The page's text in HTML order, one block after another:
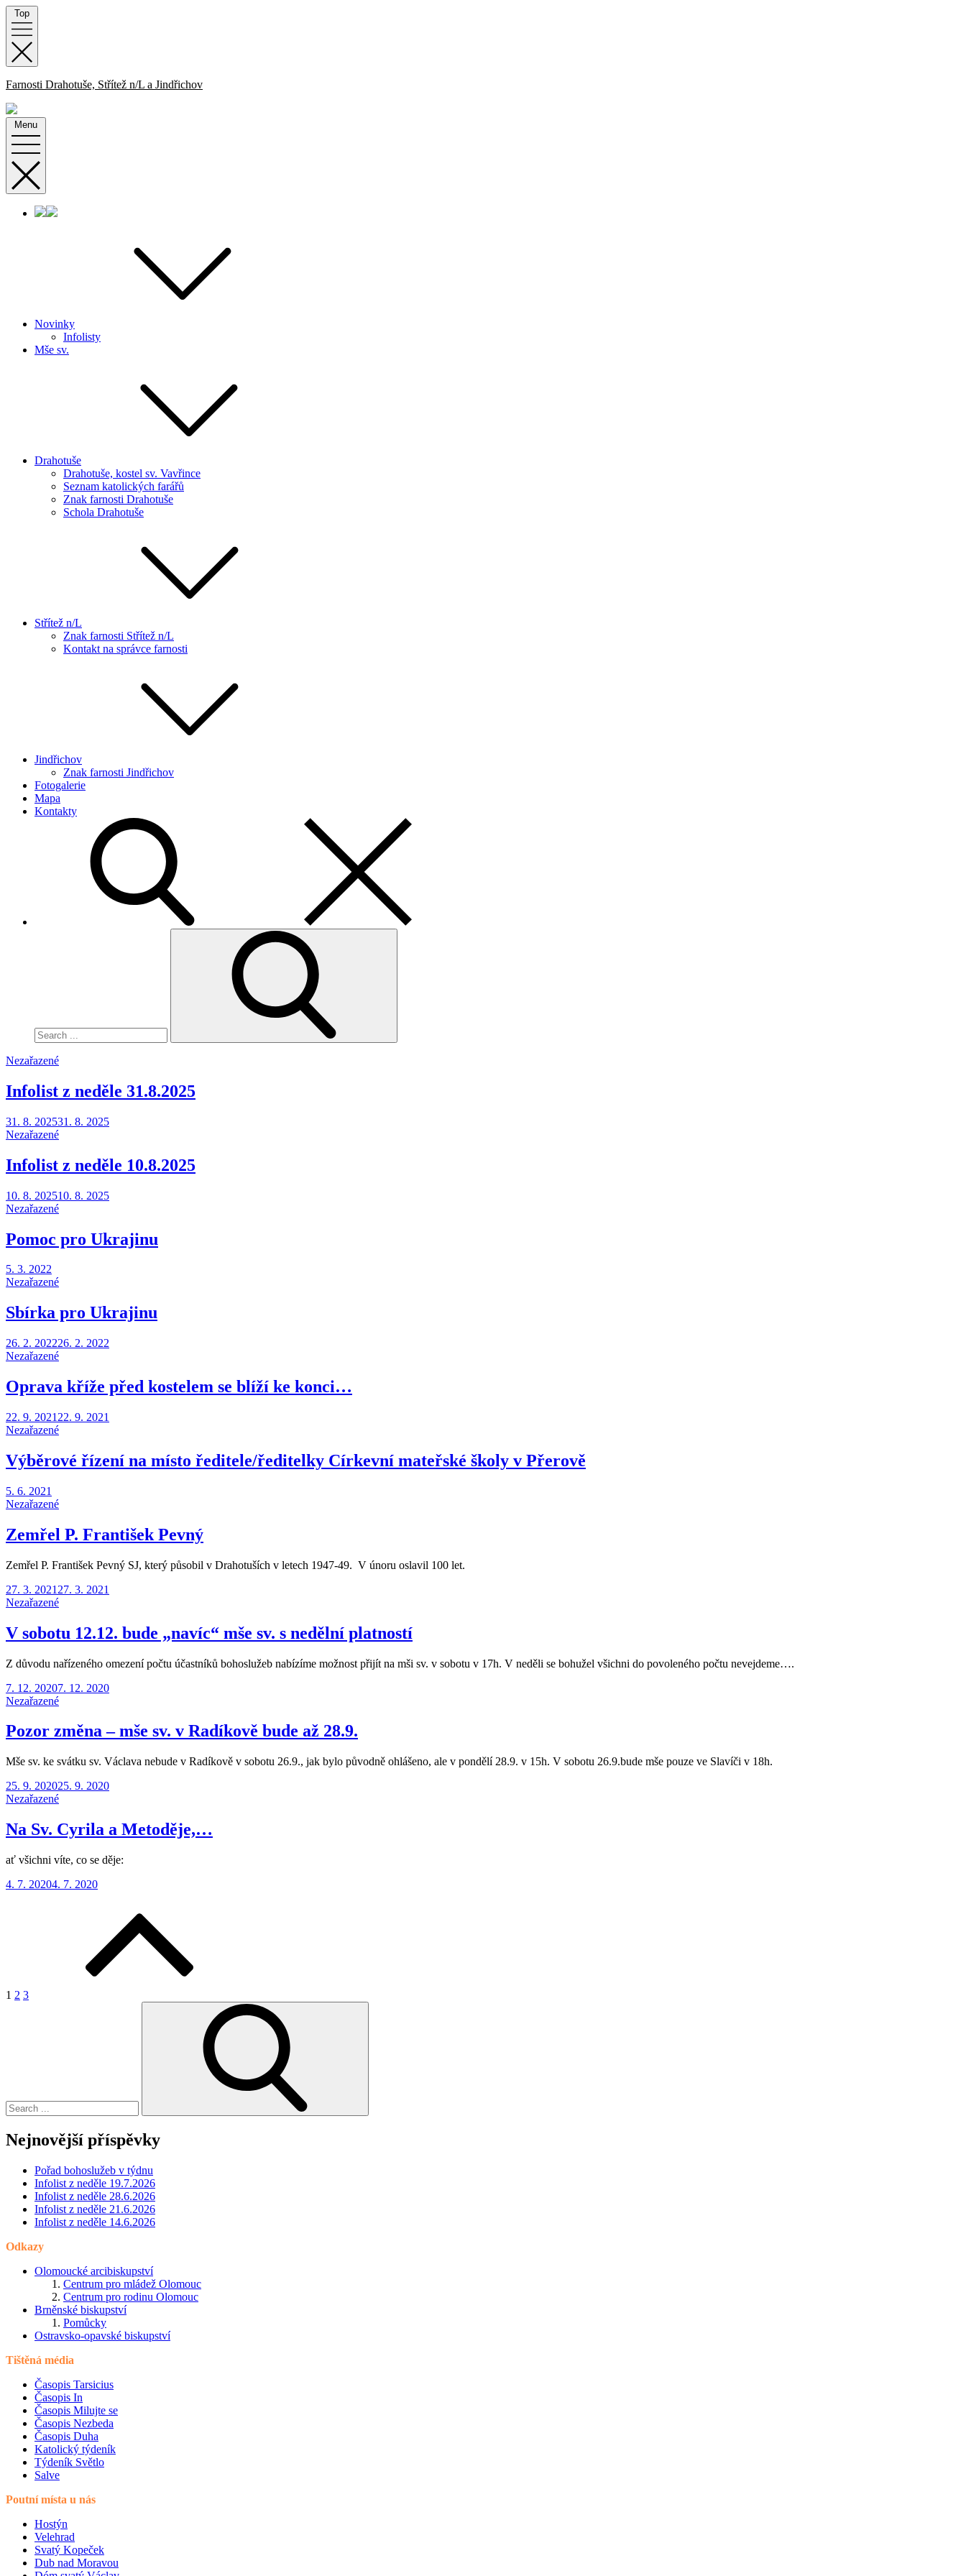
Skip
to
content
Top
Farnosti Drahotuše, Střítež n/L a Jindřichov
Menu
Novinky
Infolisty
Mše sv.
Drahotuše
Drahotuše, kostel sv. Vavřince
Seznam katolických farářů
Znak farnosti Drahotuše
Schola Drahotuše
Střítež n/L
Znak farnosti Střítež n/L
Kontakt na správce farnosti
Jindřichov
Znak farnosti Jindřichov
Fotogalerie
Mapa
Kontakty
Nezařazené
Infolist z neděle 31.8.2025
Posted
on
31. 8. 202531. 8. 2025
Nezařazené
Infolist z neděle 10.8.2025
Posted
on
10. 8. 202510. 8. 2025
Nezařazené
Pomoc pro Ukrajinu
Posted
on
5. 3. 2022
Nezařazené
Sbírka pro Ukrajinu
Posted
on
26. 2. 202226. 2. 2022
Nezařazené
Oprava kříže před kostelem se blíží ke konci…
Posted
on
22. 9. 2021 22. 9. 2021
Nezařazené
Výběrové řízení na místo ředitele/ředitelky Církevní mateřské školy v Přerově
Posted
on
5. 6. 2021
Nezařazené
Zemřel P. František Pevný
Zemřel P. František Pevný SJ, který působil v Drahotuších v letech 1947-49. V únoru oslavil 100 let.
Posted
on
27. 3. 2021 27. 3. 2021
Nezařazené
V sobotu 12.12. bude „navíc“ mše sv. s nedělní platností
Z důvodu nařízeného omezení počtu účastníků bohoslužeb nabízíme možnost přijít na mši sv. v sobotu v 17h. V neděli se bohužel všichni do povoleného počtu nevejdeme….
Posted
on
7. 12. 20207. 12. 2020
Nezařazené
Pozor změna – mše sv. v Radíkově bude až 28.9.
Mše sv. ke svátku sv. Václava nebude v Radíkově v sobotu 26.9., jak bylo původně ohlášeno, ale v pondělí 28.9. v 15h. V sobotu 26.9.bude mše pouze ve Slavíči v 18h.
Posted
on
25. 9. 202025. 9. 2020
Nezařazené
Na Sv. Cyrila a Metoděje,…
ať všichni víte, co se děje:
Posted
4. 7. 20204. 7. 2020
1 2 3
Nejnovější příspěvky
Pořad bohoslužeb v týdnu
Infolist z neděle 19.7.2026
Infolist z neděle 28.6.2026
Infolist z neděle 21.6.2026
Infolist z neděle 14.6.2026
Odkazy
Olomoucké arcibiskupství
Centrum pro mládež Olomouc
Centrum pro rodinu Olomouc
Brněnské biskupství
Pomůcky
Ostravsko-opavské biskupství
Tištěná média
Časopis Tarsicius
Časopis In
Časopis Milujte se
Časopis Nezbeda
Časopis Duha
Katolický týdeník
Týdeník Světlo
Salve
Poutní místa u nás
Hostýn
Velehrad
Svatý Kopeček
Dub nad Moravou